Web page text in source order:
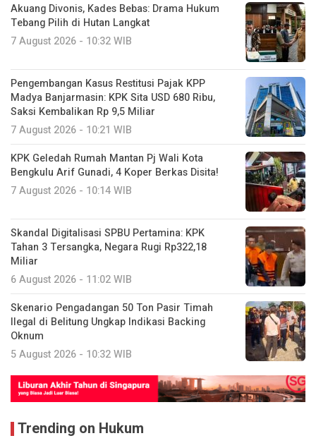
Akuang Divonis, Kades Bebas: Drama Hukum
Tebang Pilih di Hutan Langkat
7 August 2026 - 10:32 WIB
Pengembangan Kasus Restitusi Pajak KPP
Madya Banjarmasin: KPK Sita USD 680 Ribu,
Saksi Kembalikan Rp 9,5 Miliar
7 August 2026 - 10:21 WIB
KPK Geledah Rumah Mantan Pj Wali Kota
Bengkulu Arif Gunadi, 4 Koper Berkas Disita!
7 August 2026 - 10:14 WIB
Skandal Digitalisasi SPBU Pertamina: KPK
Tahan 3 Tersangka, Negara Rugi Rp322,18
Miliar
6 August 2026 - 11:02 WIB
Skenario Pengadangan 50 Ton Pasir Timah
Ilegal di Belitung Ungkap Indikasi Backing
Oknum
5 August 2026 - 10:32 WIB
Trending on Hukum